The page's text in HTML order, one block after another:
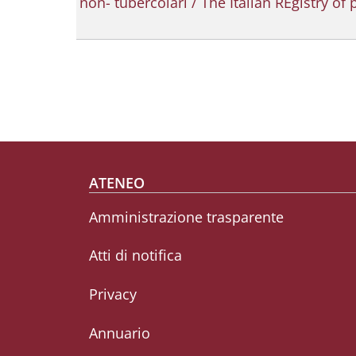
Footer menu
ATENEO
Amministrazione trasparente
Atti di notifica
Privacy
Annuario